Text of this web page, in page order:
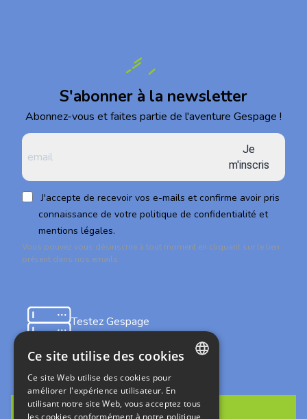
S'abonner à la newsletter
Abonnez-vous et faites partie de l'aventure Gespage !
Je
m'inscris
J'accepte de recevoir vos e-mails et confirme avoir pris
connaissance de votre politique de confidentialité et
mentions légales.
Vous pouvez vous désinscrire à tout moment en cliquant sur le lien
présent dans nos emails.
Testez Gespage
FRENCH
ENGLISH
Ce site utilise des cookies
Ce site Web utilise des cookies pour
améliorer l'expérience utilisateur. En
utilisant notre site Web, vous acceptez tous
les cookies conformément à notre politique